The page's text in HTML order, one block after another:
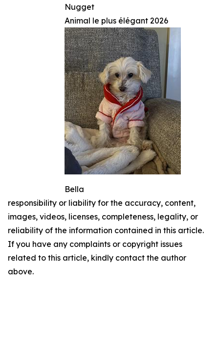
Nugget
Animal le plus élégant 2026
Bella
responsibility or liability for the accuracy, content,
images, videos, licenses, completeness, legality, or
reliability of the information contained in this article.
If you have any complaints or copyright issues
related to this article, kindly contact the author
above.